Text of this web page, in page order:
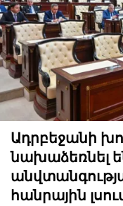
Ադրբեջանի
նախաձեռնել
հանրային